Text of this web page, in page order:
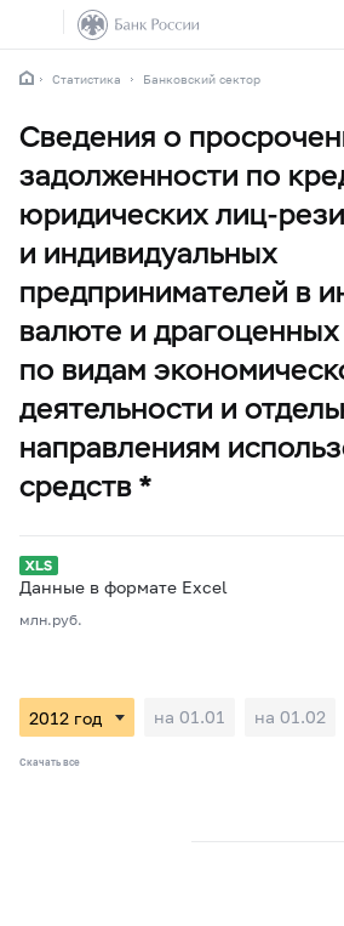
Статистика Банковский сектор
Сведения о
задолженности по
юридических лиц-
и индивидуальных
предпринимателей в
валюте и
по видам
деятельности и
направлениям
средств *
Данные в формате Excel
млн.руб.
на 01.01 на 01.02
Скачать все